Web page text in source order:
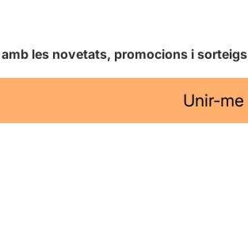
les novetats, promocions i sorteigs
Unir-me